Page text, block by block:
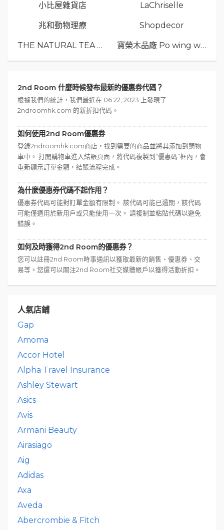
小比屋雜貨店 LaChriselle
兆和動物理療 Shopdecor
THE NATURAL TEA Co. 寶榮木品廠 Po wing wood
2nd Room 什麼時候發布最新的優惠券代碼？
根據我們的統計，我們最近在 06 22, 2023 上發現了
2ndroomhk.com 的新折扣代碼。
如何使用2nd Room優惠券
登錄2ndroomhk.com商店，找到需要的商品並將其添加到購物
車中。 打開購物車進入結賬頁面，將代碼複製到“優惠碼”框內，會
重新顯示訂單金額，結賬流程完成。
為什麼優惠券代碼不起作用？
優惠券代碼可能對訂單金額有限制。 該代碼可能已過期，該代碼
可能僅適用於新用戶或只能使用一次。 請複制並粘貼代碼以避免
錯誤。
如何及時獲得2nd Room的優惠券？
您可以註冊2nd Room時事通訊以獲取最新的銷售、優惠券、交
易等。您還可以關注2nd Room社交媒體帳戶以獲得活動折扣。
人氣店鋪
Gap
Amoma
Accor Hotel
Alpha Travel Insurance
Ashley Stewart
Asics
Avis
Armani Beauty
Airasiago
Aig
Adidas
Axa
Aveda
Abercrombie & Fitch